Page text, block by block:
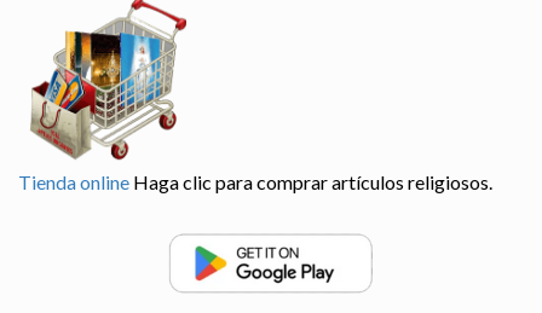
Tienda online Haga clic para comprar artículos religiosos.